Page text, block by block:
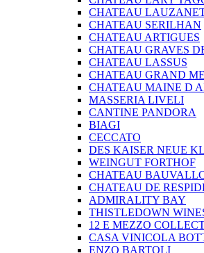
CHATEAU
CHATEAU SERILHAN
CHATEAU ARTIGUES
CHATEAU GRAVES
CHATEAU LASSUS
CHATEAU GRAND
CHATEAU MAINE D
MASSERIA LIVELI
CANTINE PANDORA
BIAGI
CECCATO
DES KAISER NEUE
WEINGUT FORTHOF
CHATEAU
CHATEAU DE
ADMIRALITY BAY
THISTLEDOWN
12 E MEZZO
CASA VINICOLA
ENZO BARTOLI